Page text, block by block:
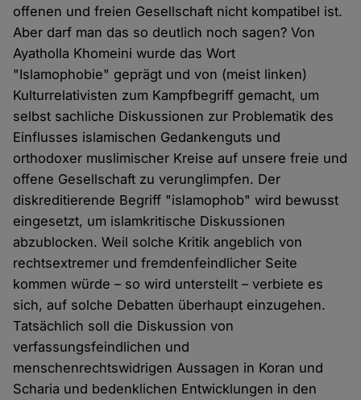
offenen und freien Gesellschaft nicht kompatibel ist.
Aber darf man das so deutlich noch sagen? Von
Ayatholla Khomeini wurde das Wort
"Islamophobie" geprägt und von (meist linken)
Kulturrelativisten zum Kampfbegriff gemacht, um
selbst sachliche Diskussionen zur Problematik des
Einflusses islamischen Gedankenguts und
orthodoxer muslimischer Kreise auf unsere freie und
offene Gesellschaft zu verunglimpfen. Der
diskreditierende Begriff "islamophob" wird bewusst
eingesetzt, um islamkritische Diskussionen
abzublocken. Weil solche Kritik angeblich von
rechtsextremer und fremdenfeindlicher Seite
kommen würde – so wird unterstellt – verbiete es
sich, auf solche Debatten überhaupt einzugehen.
Tatsächlich soll die Diskussion von
verfassungsfeindlichen und
menschenrechtswidrigen Aussagen in Koran und
Scharia und bedenklichen Entwicklungen in den